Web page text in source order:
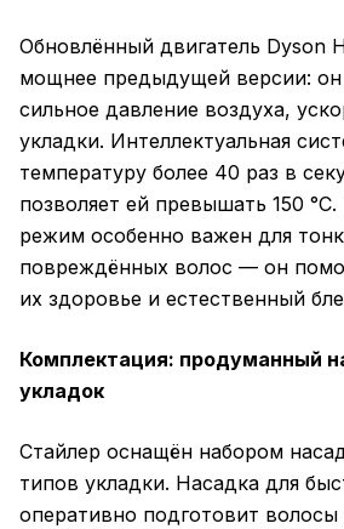
Обновлённый двигатель Dyson
мощнее предыдущей версии: он
сильное давление воздуха,
укладки. Интеллектуальная
температуру более 40 раз в
позволяет ей превышать 150
режим особенно важен для
повреждённых волос — он
их здоровье и естественный
Комплектация: продуманный
укладок
Стайлер оснащён набором
типов укладки. Насадка для
оперативно подготовит